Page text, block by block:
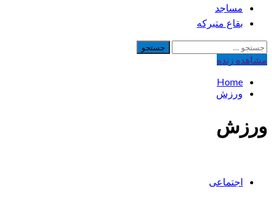
مساجد
بقاع متبرکه
جستجو
برای:
مشاهده‌ زنده
Home
ورزش
ورزش
اجتماعی